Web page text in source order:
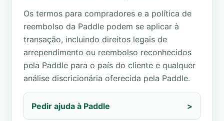
Os termos para compradores e a política de
reembolso da Paddle podem se aplicar à
transação, incluindo direitos legais de
arrependimento ou reembolso reconhecidos
pela Paddle para o país do cliente e qualquer
análise discricionária oferecida pela Paddle.
Pedir ajuda à Paddle >